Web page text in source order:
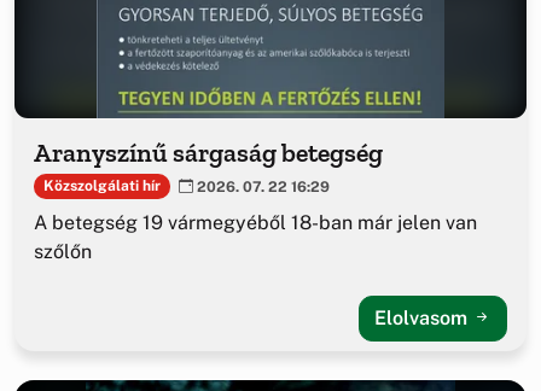
Aranyszínű sárgaság betegség
Közszolgálati hír 2026. 07. 22 16:29
A betegség 19 vármegyéből 18-ban már jelen van
szőlőn
Elolvasom